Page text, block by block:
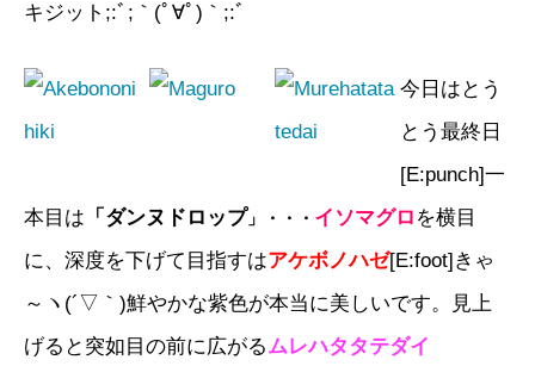
キジット;:ﾞ;｀(ﾟ∀ﾟ)｀;:ﾞ
今日はとう
とう最終日
[E:punch]一
本目は 「ダンヌドロップ 」・・・ イソマグロ を横目
に、深度を下げて目指すはアケボノハゼ[E:foot]きゃ
～ヽ(´▽｀)鮮やかな紫色が本当に美しいです。見上
げると突如目の前に広がるムレハタタテダイ